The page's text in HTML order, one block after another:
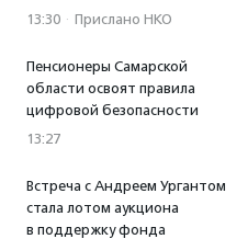
13:30 · Прислано НКО
Пенсионеры Самарской
области освоят правила
цифровой безопасности
13:27
Встреча с Андреем Ургантом
стала лотом аукциона
в поддержку фонда